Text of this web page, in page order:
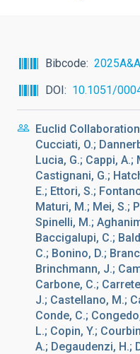
Bibcode
DOI
10.1051/
Euclid
Cucciati, O.;
Lucia, G.; Cappi,
Castignani, G.;
E.; Ettori, S.;
Maturi, M.; Mei, S.;
Spinelli, M.;
Baccigalupi, C.;
C.; Bonino, D.;
Brinchmann, J.;
Carbone, C.;
J.; Castellano, M.;
Conde, C.;
L.; Copin, Y.;
A.; Degaudenzi, H.;